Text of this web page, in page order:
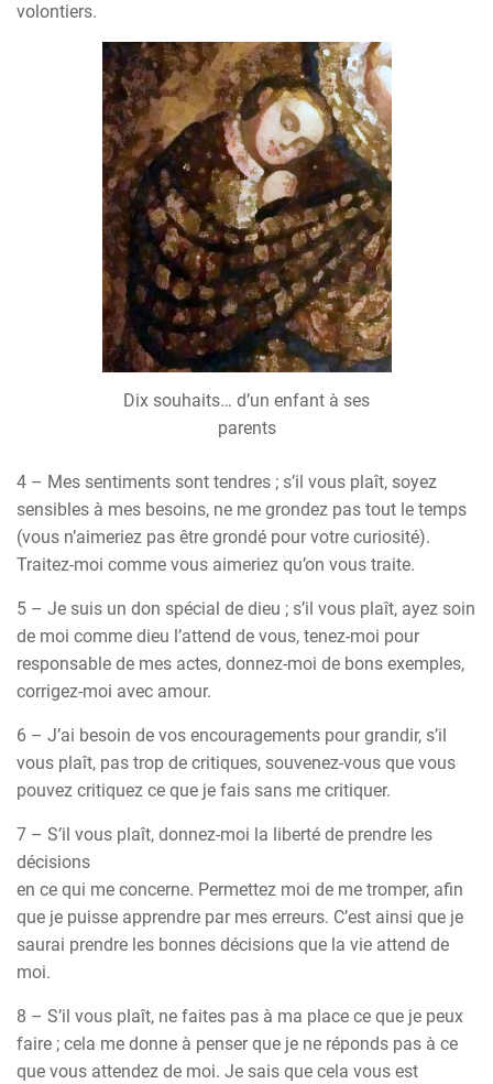
volontiers.
Dix souhaits… d’un enfant à ses
parents
4 – Mes sentiments sont tendres ; s’il vous plaît, soyez
sensibles à mes besoins, ne me grondez pas tout le temps
(vous n’aimeriez pas être grondé pour votre curiosité).
Traitez-moi comme vous aimeriez qu’on vous traite.
5 – Je suis un don spécial de dieu ; s’il vous plaît, ayez soin
de moi comme dieu l’attend de vous, tenez-moi pour
responsable de mes actes, donnez-moi de bons exemples,
corrigez-moi avec amour.
6 – J’ai besoin de vos encouragements pour grandir, s’il
vous plaît, pas trop de critiques, souvenez-vous que vous
pouvez critiquez ce que je fais sans me critiquer.
7 – S’il vous plaît, donnez-moi la liberté de prendre les
décisions
en ce qui me concerne. Permettez moi de me tromper, afin
que je puisse apprendre par mes erreurs. C’est ainsi que je
saurai prendre les bonnes décisions que la vie attend de
moi.
8 – S’il vous plaît, ne faites pas à ma place ce que je peux
faire ; cela me donne à penser que je ne réponds pas à ce
que vous attendez de moi. Je sais que cela vous est